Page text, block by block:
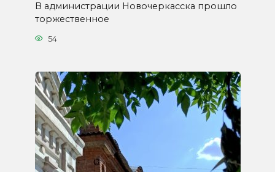
В администрации Новочеркасска прошло
торжественное
54